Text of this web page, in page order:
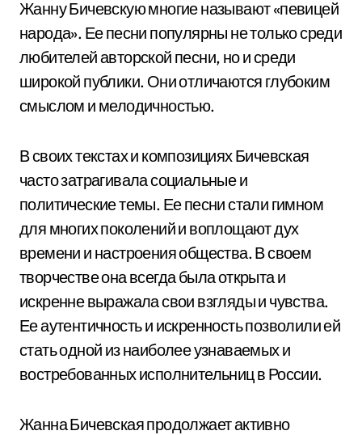
Жанну Бичевскую многие называют «певицей
народа». Ее песни популярны не только среди
любителей авторской песни, но и среди
широкой публики. Они отличаются глубоким
смыслом и мелодичностью.
В своих текстах и композициях Бичевская
часто затрагивала социальные и
политические темы. Ее песни стали гимном
для многих поколений и воплощают дух
времени и настроения общества. В своем
творчестве она всегда была открыта и
искренне выражала свои взгляды и чувства.
Ее аутентичность и искренность позволили ей
стать одной из наиболее узнаваемых и
востребованных исполнительниц в России.
Жанна Бичевская продолжает активно